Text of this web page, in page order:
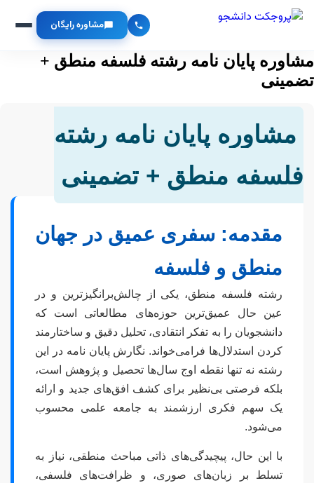
مشاوره رایگان
مشاوره پایان نامه رشته فلسفه منطق +
تضمینی
مشاوره پایان نامه رشته
فلسفه منطق + تضمینی
مقدمه: سفری عمیق در جهان
منطق و فلسفه
رشته فلسفه منطق، یکی از چالش‌برانگیزترین و در
عین حال عمیق‌ترین حوزه‌های مطالعاتی است که
دانشجویان را به تفکر انتقادی، تحلیل دقیق و ساختارمند
کردن استدلال‌ها فرامی‌خواند. نگارش پایان نامه در این
رشته نه تنها نقطه اوج سال‌ها تحصیل و پژوهش است،
بلکه فرصتی بی‌نظیر برای کشف افق‌های جدید و ارائه
یک سهم فکری ارزشمند به جامعه علمی محسوب
می‌شود.
با این حال، پیچیدگی‌های ذاتی مباحث منطقی، نیاز به
تسلط بر زبان‌های صوری، و ظرافت‌های فلسفی،